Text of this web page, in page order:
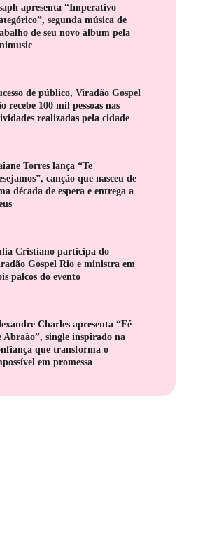
apresenta “Imperativo
segunda música de
de seu novo álbum pela
de público, Viradão Gospel
recebe 100 mil pessoas nas
realizadas pela cidade
Torres lança “Te
canção que nasceu de
década de espera e entrega a
Cristiano participa do
Gospel Rio e ministra em
palcos do evento
Charles apresenta “Fé
Abraão”, single inspirado na
que transforma o
em promessa